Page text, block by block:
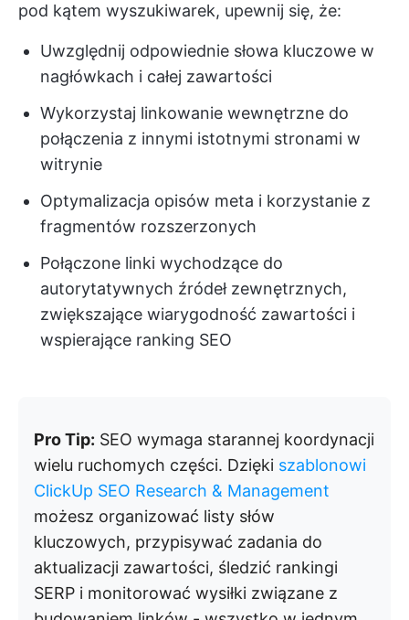
pod kątem wyszukiwarek, upewnij się, że:
Uwzględnij odpowiednie słowa kluczowe w
nagłówkach i całej zawartości
Wykorzystaj linkowanie wewnętrzne do
połączenia z innymi istotnymi stronami w
witrynie
Optymalizacja opisów meta i korzystanie z
fragmentów rozszerzonych
Połączone linki wychodzące do
autorytatywnych źródeł zewnętrznych,
zwiększające wiarygodność zawartości i
wspierające ranking SEO
Pro Tip: SEO wymaga starannej koordynacji
wielu ruchomych części. Dzięki szablonowi
ClickUp SEO Research & Management
możesz organizować listy słów
kluczowych, przypisywać zadania do
aktualizacji zawartości, śledzić rankingi
SERP i monitorować wysiłki związane z